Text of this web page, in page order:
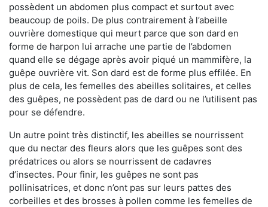
possèdent un abdomen plus compact et surtout avec
beaucoup de poils. De plus contrairement à l’abeille
ouvrière domestique qui meurt parce que son dard en
forme de harpon lui arrache une partie de l’abdomen
quand elle se dégage après avoir piqué un mammifère, la
guêpe ouvrière vit. Son dard est de forme plus effilée. En
plus de cela, les femelles des abeilles solitaires, et celles
des guêpes, ne possèdent pas de dard ou ne l’utilisent pas
pour se défendre.
Un autre point très distinctif, les abeilles se nourrissent
que du nectar des fleurs alors que les guêpes sont des
prédatrices ou alors se nourrissent de cadavres
d’insectes. Pour finir, les guêpes ne sont pas
pollinisatrices, et donc n’ont pas sur leurs pattes des
corbeilles et des brosses à pollen comme les femelles de